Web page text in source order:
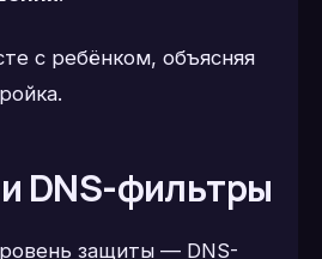
с ребёнком, объясняя
DNS-фильтры
защиты — DNS-